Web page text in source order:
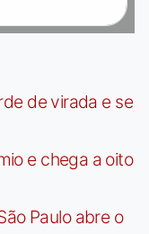
de virada e se
e chega a oito
Paulo abre o